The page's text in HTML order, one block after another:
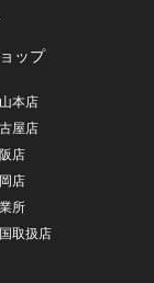
ップ
本店
屋店
店
店
所
取扱店